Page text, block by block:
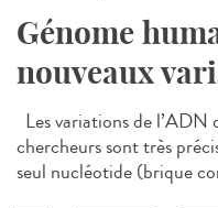
Génome
nouveaux
Les variations de
chercheurs sont très
seul nucléotide (brique